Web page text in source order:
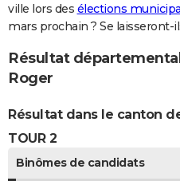
ville lors des élections
mars prochain ? Se laisseront-
Résultat
Roger
Résultat dans le canton
TOUR 2
Binômes de candidats